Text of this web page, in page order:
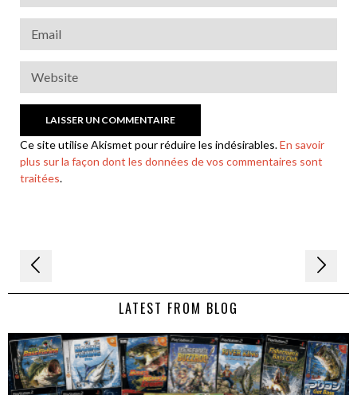
Ce site utilise Akismet pour réduire les indésirables.En savoir
plus sur la façon dont les données de vos commentaires sont
traitées.
Navigation
de LATEST FROM BLOG